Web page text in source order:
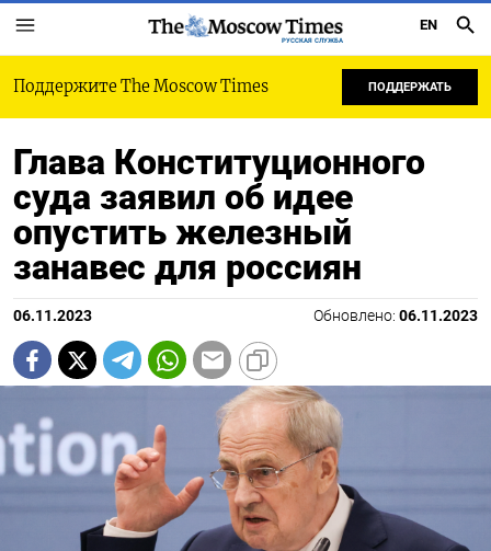
РУССКАЯ СЛУЖБА
EN
Поддержите The Moscow Times ПОДДЕРЖАТЬ
Глава Конституционного
суда заявил об идее
опустить железный
занавес для россиян
06.11.2023 Обновлено: 06.11.2023